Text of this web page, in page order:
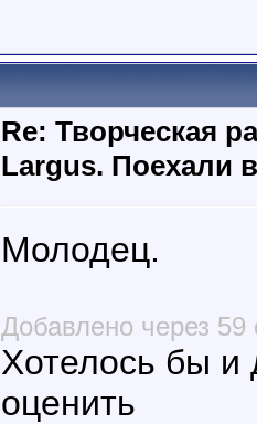
Re: Творческая
Largus. Поехали
Молодец.
Добавлено через 59
Хотелось бы и
оценить